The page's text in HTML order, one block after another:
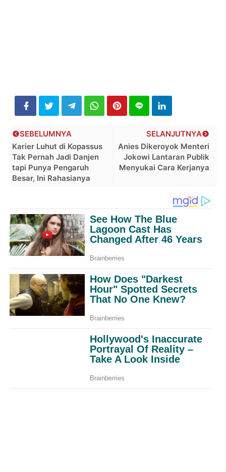
SELANJUTNYA
Anies Dikeroyok Menteri
Jokowi Lantaran Publik
Menyukai Cara Kerjanya
SEBELUMNYA
Karier Luhut di Kopassus
Tak Pernah Jadi Danjen
tapi Punya Pengaruh
Besar, Ini Rahasianya